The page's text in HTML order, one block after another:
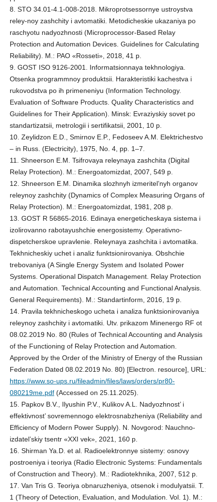
8. STO 34.01-4.1-008-2018. Mikroprotsessornye ustroystva
reley-noy zashchity i avtomatiki. Metodicheskie ukazaniya po
raschyotu nadyozhnosti (Microprocessor-Based Relay
Protection and Automation Devices. Guidelines for Calculating
Reliability). M.: PAO «Rosseti», 2018, 41 p.
9. GOST ISO 9126-2001. Informatsionnaya tekhnologiya.
Otsenka programmnoy produktsii. Harakteristiki kachestva i
rukovodstva po ih primeneniyu (Information Technology.
Evaluation of Software Products. Quality Characteristics and
Guidelines for Their Application). Minsk: Evraziyskiy sovet po
standartizatsii, metrologii i sertifikatsii, 2001, 10 p.
10. Zeylidzon E.D., Smirnov E.P., Fedoseev A.M. Elektrichestvo
– in Russ. (Electricity), 1975, No. 4, pp. 1–7.
11. Shneerson E.M. Tsifrovaya releynaya zashchita (Digital
Relay Protection). M.: Energoatomizdat, 2007, 549 p.
12. Shneerson E.M. Dinamika slozhnyh izmeritel’nyh organov
releynoy zashchity (Dynamics of Complex Measuring Organs of
Relay Protection). M.: Energoatomizdat, 1981, 208 p.
13. GOST R 56865-2016. Edinaya energeticheskaya sistema i
izolirovanno rabotayushchie energosistemy. Operativno-
dispetcherskoe upravlenie. Releynaya zashchita i avtomatika.
Tekhnicheskiy uchet i analiz funktsionirovaniya. Obshchie
trebovaniya (A Single Energy System and Isolated Power
Systems. Operational Dispatch Management. Relay Protection
and Automation. Technical Accounting and Functional Analysis.
General Requirements). M.: Standartinform, 2016, 19 p.
14. Pravila tekhnicheskogo ucheta i analiza funktsionirovaniya
releynoy zashchity i avtomatiki. Utv. prikazom Minenergo RF ot
08.02.2019 No. 80 (Rules of Technical Accounting and Analysis
of the Functioning of Relay Protection and Automation.
Approved by the Order of the Ministry of Energy of the Russian
Federation Dated 08.02.2019 No. 80) [Electron. resource], URL:
https://www.so-ups.ru/fileadmin/files/laws/orders/pr80-
080219me.pdf(Accessed on 25.11.2025).
15. Papkov B.V., Ilyushin P.V., Kulikov A.L. Nadyozhnost’ i
effektivnost’ sovremennogo elektrosnabzheniya (Reliability and
Efficiency of Modern Power Supply). N. Novgorod: Nauchno-
izdatel’skiy tsentr «XXI vek», 2021, 160 p.
16. Shirman Ya.D. et al. Radioelektronnye sistemy: osnovy
postroeniya i teoriya (Radio Electronic Systems: Fundamentals
of Construction and Theory). M.: Radiotekhnika, 2007, 512 p.
17. Van Tris G. Teoriya obnaruzheniya, otsenok i modulyatsii. T.
1 (Theory of Detection, Evaluation, and Modulation. Vol. 1). M.: